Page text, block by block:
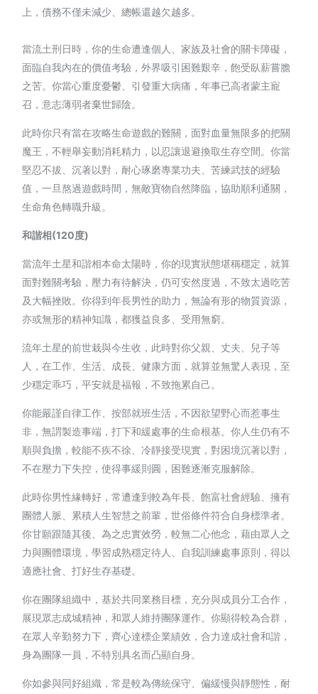
上，債務不僅未減少、總帳還越欠越多。
當流土刑日時，你的生命遭逢個人、家族及社會的關卡障礙，
面臨自我內在的價值考驗，外界吸引困難艱辛，飽受臥薪嘗膽
之苦。你當心重度憂鬱、引發重大病痛，年事已高者蒙主寵
召，意志薄弱者棄世歸陰。
此時你只有當在攻略生命遊戲的難關，面對血量無限多的把關
魔王，不輕舉妄動消耗精力，以忍讓退避換取生存空間。你當
堅忍不拔、沉著以對，耐心琢磨專業功夫、苦練武技的經驗
值，一旦熬過遊戲時間，無敵寶物自然降臨，協助順利通關，
生命角色轉職升級。
和諧相(120度)
當流年土星和諧相本命太陽時，你的現實狀態堪稱穩定，就算
面對難關考驗，壓力有待解決，仍可安然度過，不致太過吃苦
及大幅挫敗。你得到年長男性的助力，無論有形的物質資源，
亦或無形的精神知識，都獲益良多、受用無窮。
流年土星的前世栽與今生收，此時對你父親、丈夫、兒子等
人，在工作、生活、成長、健康方面，就算並無驚人表現，至
少穩定乖巧，平安就是福報，不致拖累自己。
你能嚴謹自律工作、按部就班生活，不因欲望野心而惹事生
非，無謂製造事端，打下和緩處事的生命根基。你人生仍有不
順與負擔，較能不疾不徐、冷靜接受現實，對困境沉著以對，
不在壓力下失控，使得事緩則圓，困難逐漸克服解除。
此時你男性緣轉好，常遭逢到較為年長、飽富社會經驗、擁有
團體人脈、累積人生智慧之前輩，世俗條件符合自身標準者。
你甘願跟隨其後、為之忠實效勞，較無二心他念，藉由眾人之
力與團體環境，學習成熟穩定待人、自我訓練處事原則，得以
適應社會、打好生存基礎。
你在團隊組織中，基於共同業務目標，充分與成員分工合作，
展現眾志成城精神，和眾人維持團隊運作。你顯得較為合群，
在眾人辛勤努力下，齊心達標企業績效，合力達成社會和諧，
身為團隊一員，不特別具名而凸顯自身。
你如參與同好組織，常是較為傳統保守、偏緩慢與靜態性，耐